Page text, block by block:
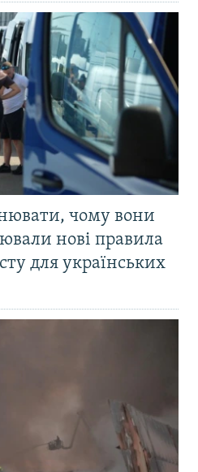
чому вони
нові правила
для українських